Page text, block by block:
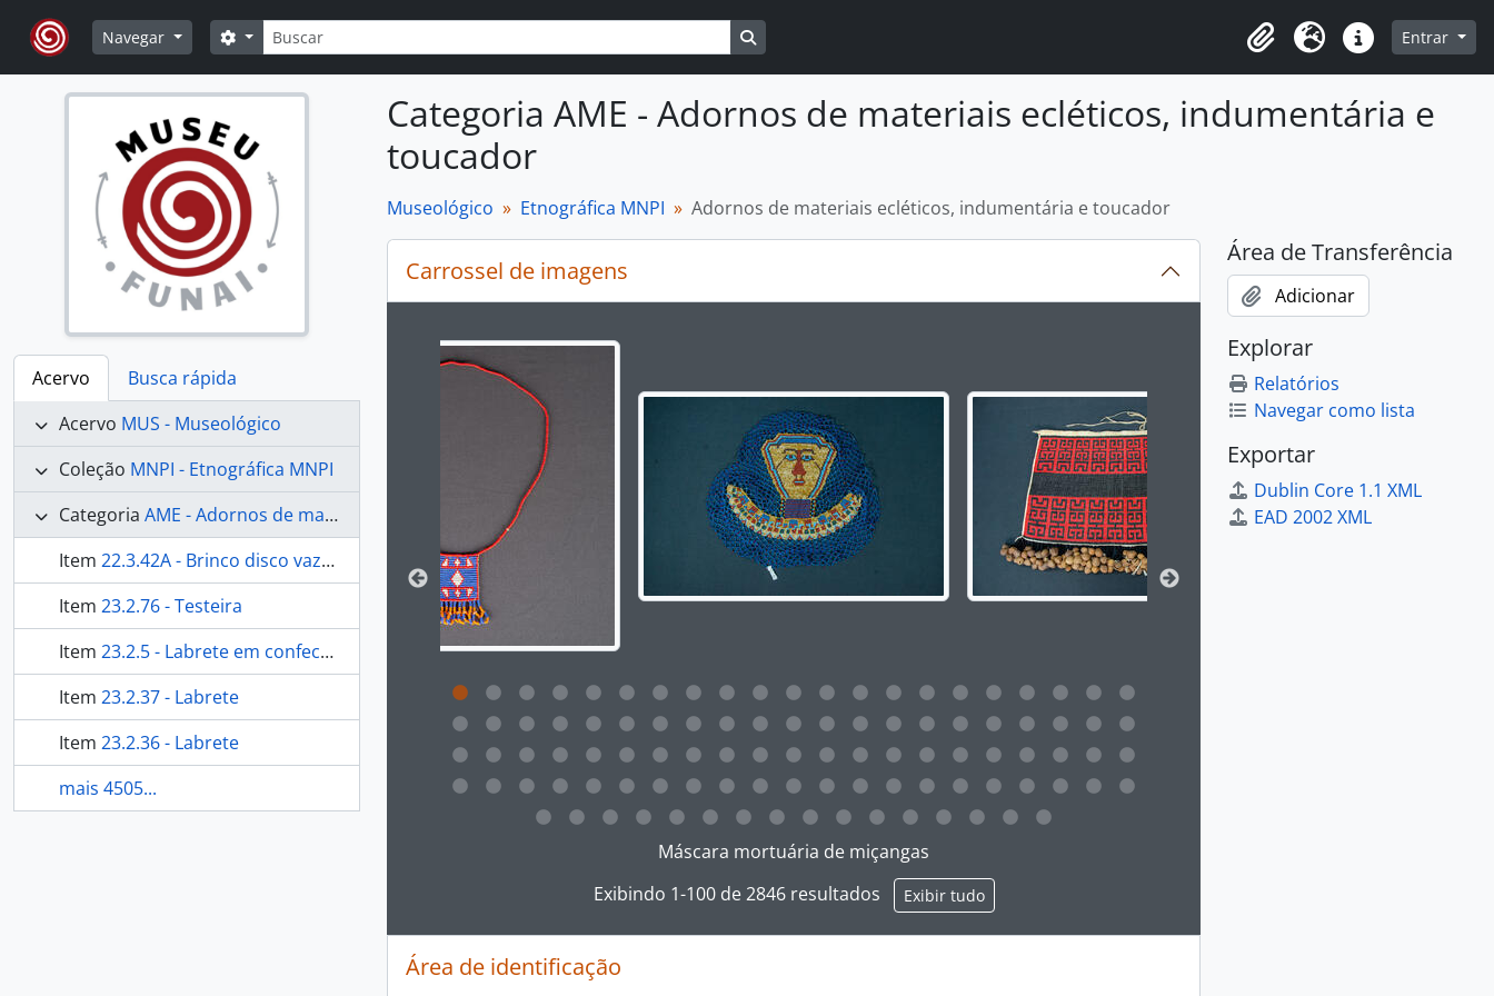
Skip to main content
Navegar
Buscar
Opções de busca
Área de Transferência
Idioma Atalhos Entrar
Acervo
Busca rápida
Acervo MUS - Museológico
Coleção MNPI - Etnográfica MNPI
Categoria AME - Adornos de materiais ecléticos, indumentária e toucador
Item 22.3.42A - Brinco disco vazado
Item 23.2.76 - Testeira
Item 23.2.5 - Labrete em confecção
Item 23.2.37 - Labrete
Item 23.2.36 - Labrete
mais 4505...
Categoria AME - Adornos de materiais ecléticos, indumentária e
toucador
Museológico Etnográfica MNPI Adornos de materiais ecléticos, indumentária e toucador
Carrossel de imagens
Ao alterar o slide atual deste carrossel, o título da descrição exibido no carrossel seguinte será alterado. Clicando em
Ao clicar no link deste título da descrição a página de visualização da descrição deste objeto digital será aberta. O texto
Máscara mortuária de miçangas
Exibindo 1-100 de 2846 resultados
Exibir tudo
Área de identificação
Área de Transferência
Adicionar
Explorar
Relatórios
Navegar como lista
Exportar
Dublin Core 1.1 XML
EAD 2002 XML